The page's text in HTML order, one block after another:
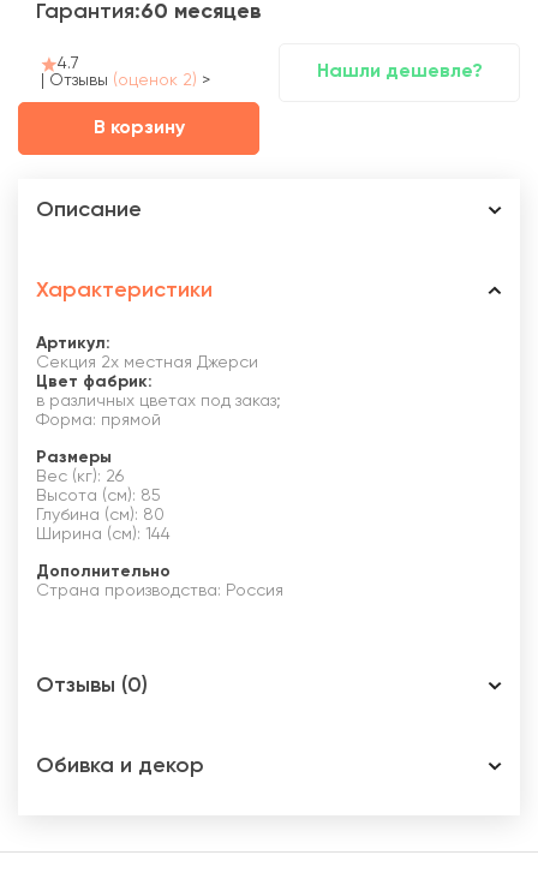
Гарантия:60 месяцев
4.7
Отзывы (оценок 2) > Нашли дешевле?
В корзину
Описание
Характеристики
Артикул:
Секция 2х местная Джерси
Цвет фабрик:
в различных цветах под заказ;
Форма: прямой
Размеры
Вес (кг): 26
Высота (см): 85
Глубина (см): 80
Ширина (см): 144
Дополнительно
Страна производства: Россия
Отзывы (0)
Обивка и декор